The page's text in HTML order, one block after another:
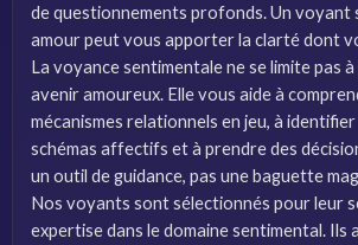
de questionnements profonds. Un voyant
amour peut vous apporter la clarté dont
La voyance sentimentale ne se limite pas
avenir amoureux. Elle vous aide à
mécanismes relationnels en jeu, à
schémas affectifs et à prendre des
un outil de guidance, pas une baguette
Nos voyants sont sélectionnés pour leur
expertise dans le domaine sentimental. Ils